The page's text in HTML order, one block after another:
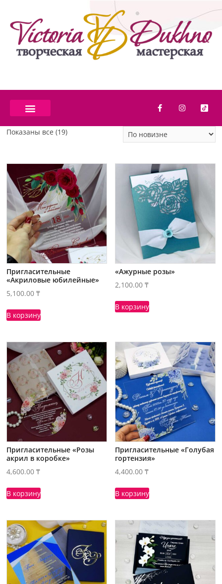
Показаны все (19)
Пригласительные
«Акриловые юбилейные»
5,100.00₸
В корзину
«Ажурные розы»
2,100.00₸
В корзину
Пригласительные «Розы
акрил в коробке»
4,600.00₸
В корзину
Пригласительные «Голубая
гортензия»
4,400.00₸
В корзину